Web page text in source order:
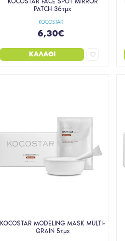
KOCOSTAR
PATCH 36τμχ
6,30€
ΚΑΛΆΘΙ
KOCOSTAR MODELING MASK MULTI-
GRAIN 5τμχ